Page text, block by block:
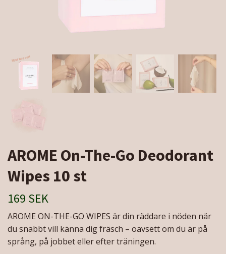
AROME On-The-Go Deodorant
Wipes 10 st
169 SEK
AROME ON-THE-GO WIPES är din räddare i nöden när
du snabbt vill känna dig fräsch – oavsett om du är på
språng, på jobbet eller efter träningen.